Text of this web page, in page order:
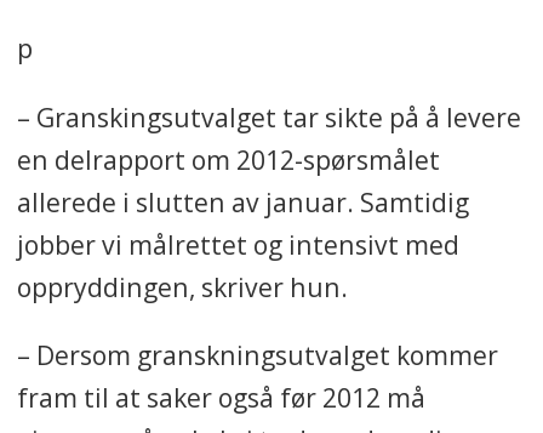
p
– Granskingsutvalget tar sikte på å levere
en delrapport om 2012-spørsmålet
allerede i slutten av januar. Samtidig
jobber vi målrettet og intensivt med
oppryddingen, skriver hun.
– Dersom granskningsutvalget kommer
fram til at saker også før 2012 må